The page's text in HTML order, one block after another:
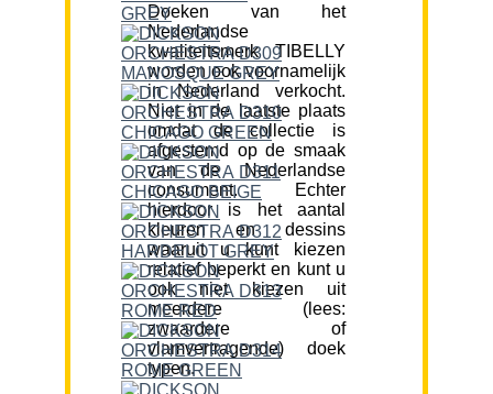
Doeken van het
Nederlandse
kwaliteitsmerk TIBELLY
worden ook voornamelijk
in Nederland verkocht.
Niet in de laatste plaats
omdat de collectie is
afgestemd op de smaak
van de Nederlandse
consument. Echter
hierdoor is het aantal
kleuren en dessins
waaruit u kunt kiezen
relatief beperkt en kunt u
ook niet kiezen uit
meerdere (lees:
zwaardere of
vlamvertragende) doek
typen.